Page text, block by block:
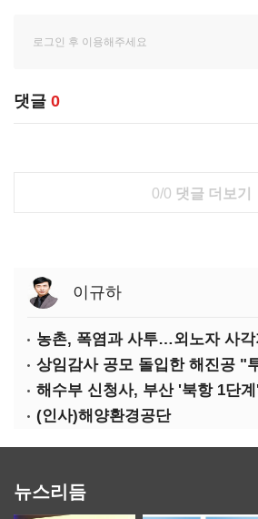
댓글 0
0/0 댓글 더보기
이규하
농촌, 폭염과 사투…외노자 사
(인사)해양환경공단
뉴스리듬